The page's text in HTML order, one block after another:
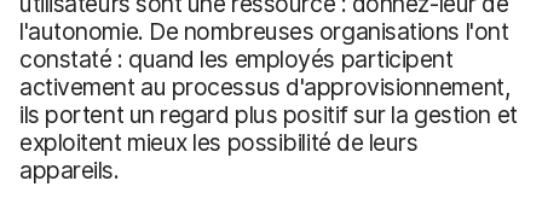
l'autonomie. De nombreuses organisations l'ont
constaté : quand les employés participent
activement au processus d'approvisionnement,
ils portent un regard plus positif sur la gestion et
exploitent mieux les possibilité de leurs
appareils.